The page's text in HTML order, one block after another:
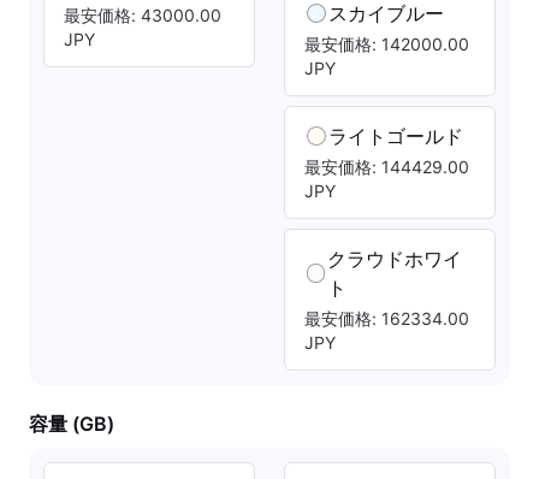
最安価格: 43000.00
JPY
スカイブルー
最安価格: 142000.00
JPY
ライトゴールド
最安価格: 144429.00
JPY
クラウドホワイ
ト
最安価格: 162334.00
JPY
容量 (GB)